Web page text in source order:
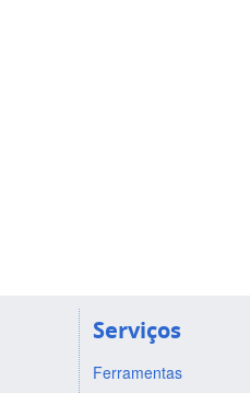
Serviços
Ferramentas